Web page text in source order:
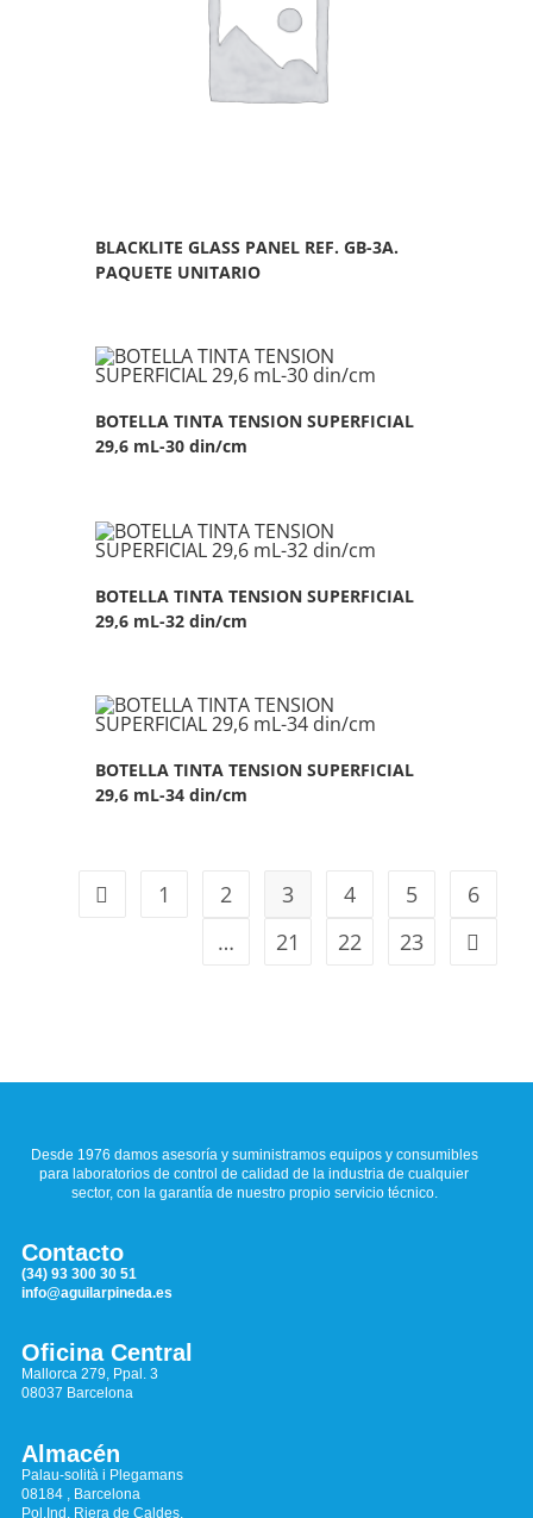
BLACKLITE GLASS PANEL REF. GB-3A.
PAQUETE UNITARIO
BOTELLA TINTA TENSION SUPERFICIAL
29,6 mL-30 din/cm
BOTELLA TINTA TENSION SUPERFICIAL
29,6 mL-32 din/cm
BOTELLA TINTA TENSION SUPERFICIAL
29,6 mL-34 din/cm
1 2 3 4 5
6
…
21 22 23
Desde 1976 damos asesoría y suministramos equipos y consumibles
para laboratorios de control de calidad de la industria de cualquier
sector, con la garantía de nuestro propio servicio técnico.
Contacto
(34) 93 300 30 51
info@aguilarpineda.es
Oficina Central
Mallorca 279, Ppal. 3
08037 Barcelona
Almacén
Palau-solità i Plegamans
08184 , Barcelona
Pol.Ind. Riera de Caldes,